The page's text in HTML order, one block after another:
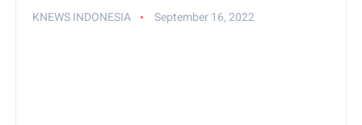
KNEWS INDONESIA September 16, 2022